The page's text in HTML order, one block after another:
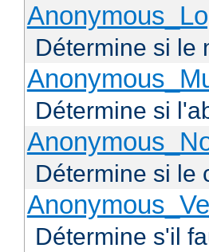
Détermine si le
Détermine si
Détermine si le
Détermine s'il